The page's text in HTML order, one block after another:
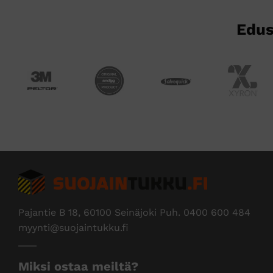
Pajantie B 18, 60100 Seinäjoki Puh. 0400 600 484
myynti@suojaintukku.fi
Miksi ostaa meiltä?